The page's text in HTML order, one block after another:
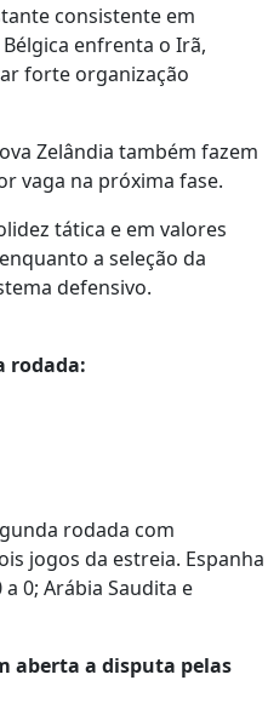
consistente em
enfrenta o Irã,
forte organização
Zelândia também fazem
vaga na próxima fase.
tática e em valores
a seleção da
defensivo.
rodada:
rodada com
jogos da estreia. Espanha
0; Arábia Saudita e
aberta a disputa pelas